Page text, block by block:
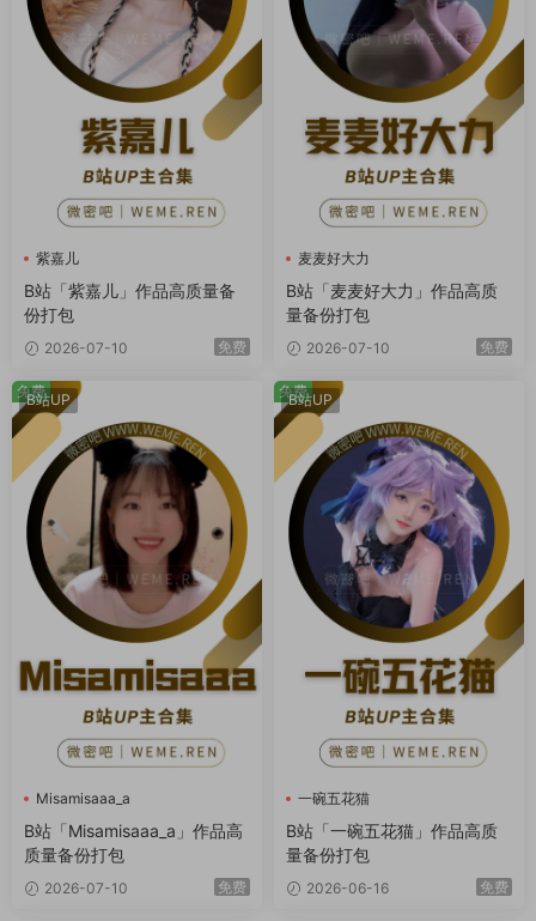
紫嘉儿
B站「紫嘉儿」作品高质量备
份打包
2026-07-10 免费
麦麦好大力
B站「麦麦好大力」作品高质
量备份打包
2026-07-10 免费
B站UP
Misamisaaa_a
B站「Misamisaaa_a」作品高
质量备份打包
2026-07-10 免费
免费 B站UP
一碗五花猫
B站「一碗五花猫」作品高质
量备份打包
2026-06-16 免费
免费